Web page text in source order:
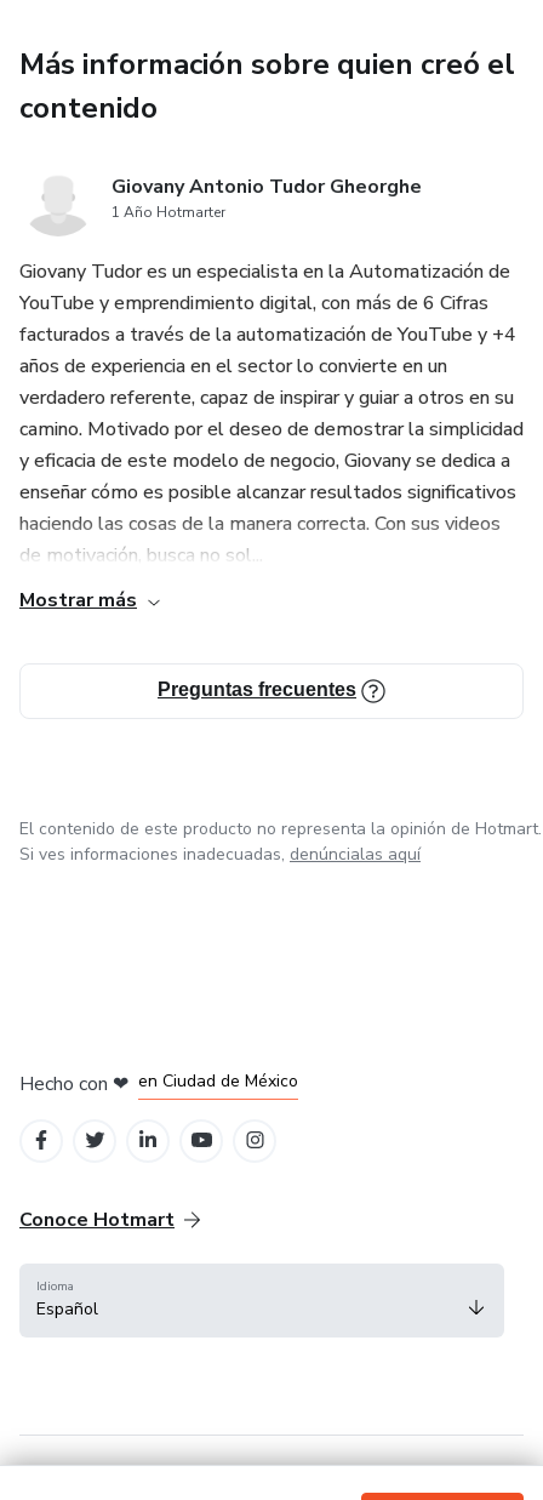
Más información sobre quien creó el
contenido
Giovany Antonio Tudor Gheorghe
1 Año Hotmarter
Giovany Tudor es un especialista en la Automatización de
YouTube y emprendimiento digital, con más de 6 Cifras
facturados a través de la automatización de YouTube y +4
años de experiencia en el sector lo convierte en un
verdadero referente, capaz de inspirar y guiar a otros en su
camino. Motivado por el deseo de demostrar la simplicidad
y eficacia de este modelo de negocio, Giovany se dedica a
enseñar cómo es posible alcanzar resultados significativos
haciendo las cosas de la manera correcta. Con sus videos
de motivación, busca no sol...
Mostrar más
Preguntas frecuentes
El contenido de este producto no representa la opinión de Hotmart.
Si ves informaciones inadecuadas, denúncialas aquí
Hecho con ❤ en Ciudad de México
Conoce Hotmart
Idioma
Español